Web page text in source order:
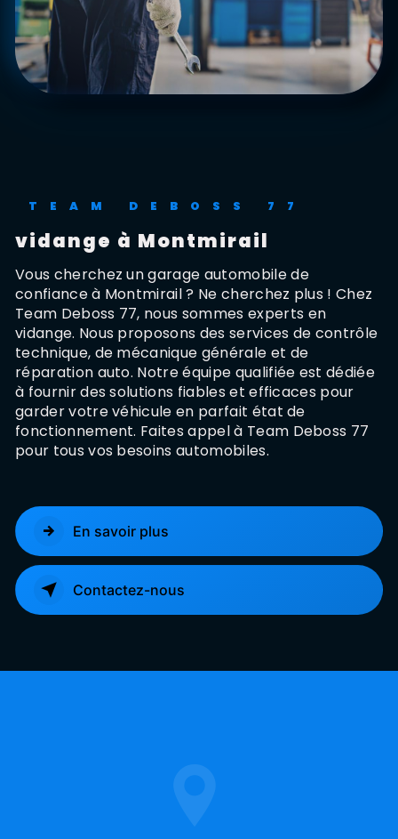
TEAM DEBOSS 77
vidange à Montmirail
Vous cherchez un garage automobile de
confiance à Montmirail ? Ne cherchez plus ! Chez
Team Deboss 77, nous sommes experts en
vidange. Nous proposons des services de contrôle
technique, de mécanique générale et de
réparation auto. Notre équipe qualifiée est dédiée
à fournir des solutions fiables et efficaces pour
garder votre véhicule en parfait état de
fonctionnement. Faites appel à Team Deboss 77
pour tous vos besoins automobiles.
En savoir plus
Contactez-nous